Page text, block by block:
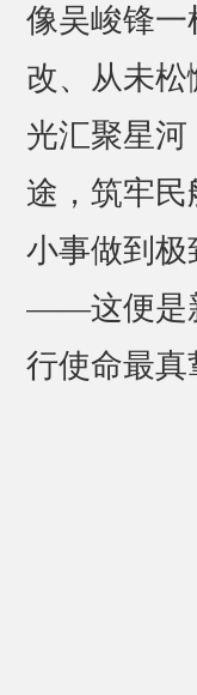
像吴峻锋
改、从未
光汇聚星
途，筑牢
小事做到
——这便是
行使命最